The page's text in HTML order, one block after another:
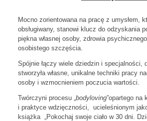
Mocno zorientowana na pracę z umysłem,
obsługiwany, stanowi klucz do odzyskania
piękna własnej osoby, zdrowia
osobistego szczęścia.
Spójnie łączy wiele dziedzin i specjalności,
stworzyła własne, unikalne techniki pracy
osoby i wzmocnieniem poczucia wartości.
Twórczyni procesu „ bodyloving”opartego na
i praktyce wdzięczności, ucieleśnionym
książka „Pokochaj swoje ciało w 30 dni.